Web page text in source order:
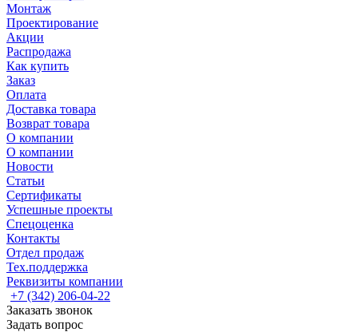
Монтаж
Проектирование
Акции
Распродажа
Как купить
Заказ
Оплата
Доставка товара
Возврат товара
О компании
О компании
Новости
Статьи
Сертификаты
Успешные проекты
Спецоценка
Контакты
Отдел продаж
Тех.поддержка
Реквизиты компании
+7 (342) 206-04-22
Заказать звонок
Задать вопрос